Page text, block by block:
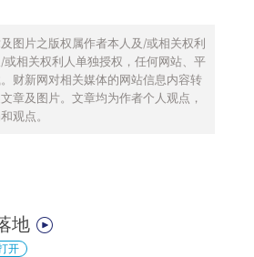
图片之版权属作者本人及/或相关权利
或相关权利人单独授权，任何网站、平
财新网对相关媒体的网站信息内容转
章及图片。文章均为作者个人观点，
观点。
地
开